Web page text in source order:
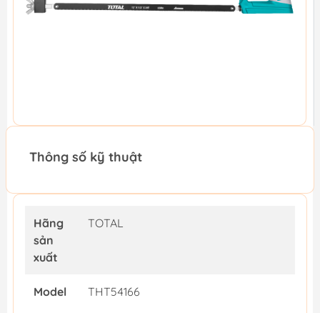
Thông số kỹ thuật
Hãng
sản
xuất
TOTAL
Model THT54166